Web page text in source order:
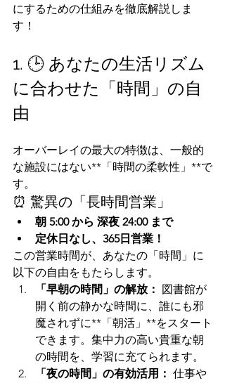
にするための仕組みを徹底解説しま
す！
1. 🕒 あなたの生活リズム
に合わせた「時間」の自
由
オーバーレイの最大の特徴は、一般的
な施設にはない**「時間の柔軟性」**で
す。
⏰ 驚異の「長時間営業」
朝 5:00 から 深夜 24:00 まで
定休日なし、365日営業！
この営業時間が、あなたの「時間」に
以下の自由をもたらします。
「早朝の時間」の解放：
図書館が
開く前の静かな時間に、誰にも邪
魔されずに**「朝活」**をスタート
できます。集中力の高い貴重な朝
の時間を、学習に充てられます。
「夜の時間」の有効活用： 仕事や